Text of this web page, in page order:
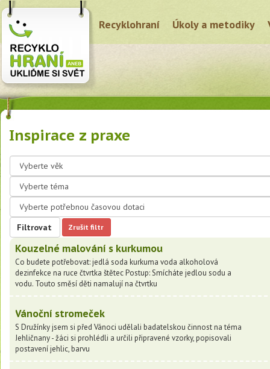
Recyklohraní Úkoly a metodiky
Inspirace z praxe
Filtrovat Zrušit filtr
Kouzelné malování s kurkumou
Co budete potřebovat: jedlá soda kurkuma voda alkoholová
dezinfekce na ruce čtvrtka štětec Postup: Smícháte jedlou sodu a
vodu. Touto směsí děti namalují na čtvrtku
Vánoční stromeček
S Družínky jsem si před Vánoci udělali badatelskou činnost na téma
Jehličnany - žáci si prohlédli a určili připravené vzorky, popisovali
postavení jehlic, barvu